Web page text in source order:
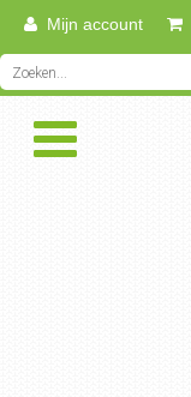
Mijn account